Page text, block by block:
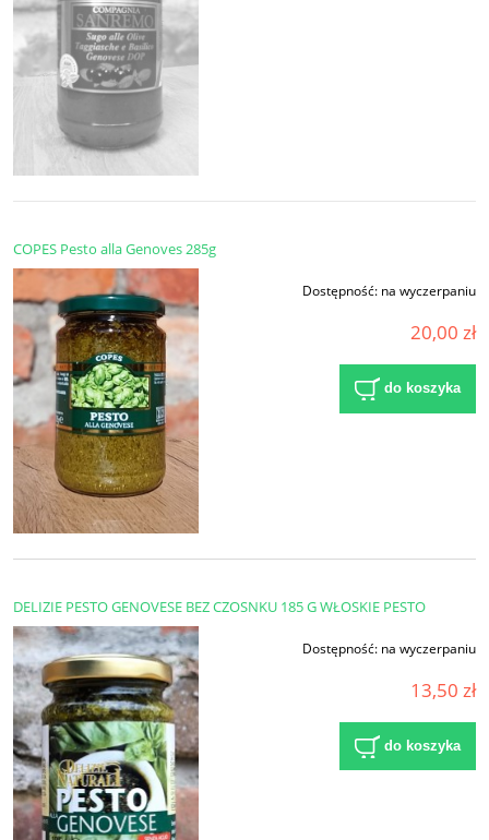
COPES Pesto alla Genoves 285g
Dostępność: na wyczerpaniu
20,00 zł
do koszyka
DELIZIE PESTO GENOVESE BEZ CZOSNKU 185 G WŁOSKIE PESTO
Dostępność: na wyczerpaniu
13,50 zł
do koszyka